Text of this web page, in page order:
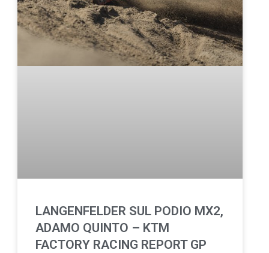
LANGENFELDER SUL PODIO MX2,
ADAMO QUINTO – KTM
FACTORY RACING REPORT GP